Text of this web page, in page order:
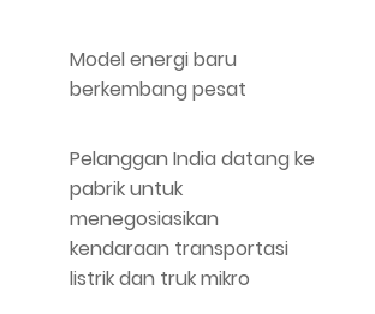
Model energi baru
berkembang pesat
Pelanggan India datang ke
pabrik untuk
menegosiasikan
kendaraan transportasi
listrik dan truk mikro